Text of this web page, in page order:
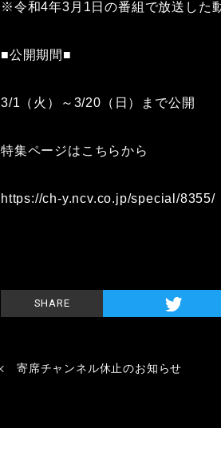
※令和4年3月1日の番組で放送した
■公開期間■
3/1（火）～3/20（日）まで公開
特集ページはこちらから
https://ch-y.ncv.co.jp/special/8355/
SHARE
寄席チャンネル休止のお知らせ